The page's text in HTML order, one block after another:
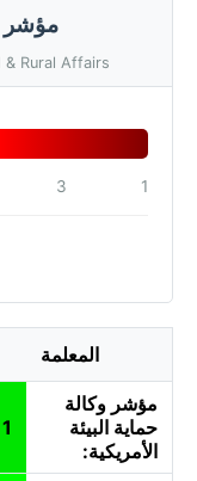
مؤشر
Rural Affairs
1
3
المعلمة
مؤشر وكالة
حماية البيئة
الأمريكية:
1 (جيد)